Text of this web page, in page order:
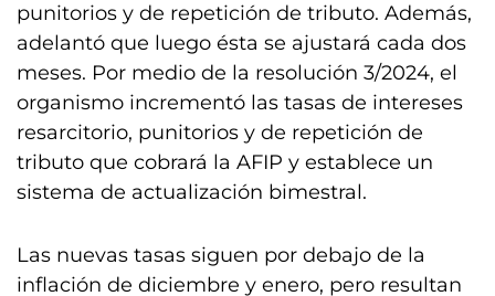
punitorios y de repetición de tributo. Además,
adelantó que luego ésta se ajustará cada dos
meses. Por medio de la resolución 3/2024, el
organismo incrementó las tasas de intereses
resarcitorio, punitorios y de repetición de
tributo que cobrará la AFIP y establece un
sistema de actualización bimestral.
Las nuevas tasas siguen por debajo de la
inflación de diciembre y enero, pero resultan